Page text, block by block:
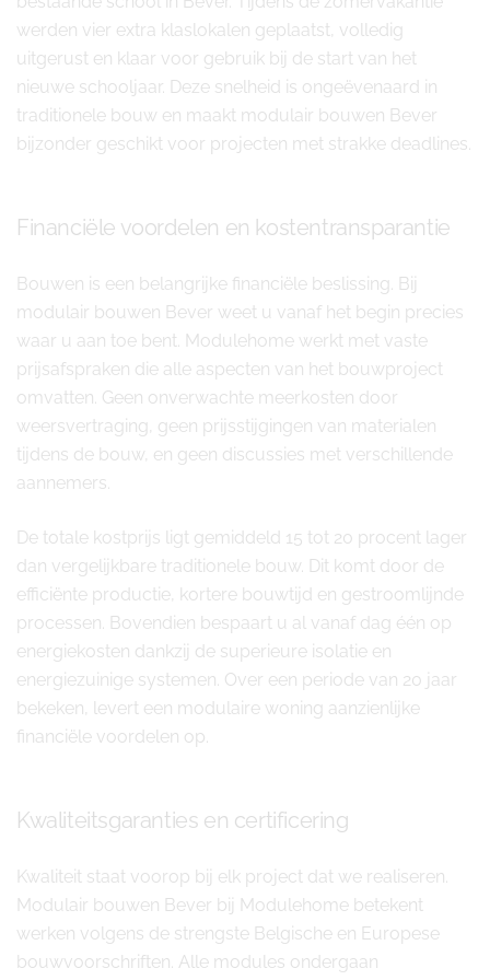
werden vier extra klaslokalen geplaatst, volledig
uitgerust en klaar voor gebruik bij de start van het
nieuwe schooljaar. Deze snelheid is ongeëvenaard in
traditionele bouw en maakt modulair bouwen Bever
bijzonder geschikt voor projecten met strakke deadlines.
Financiële voordelen en kostentransparantie
Bouwen is een belangrijke financiële beslissing. Bij
modulair bouwen Bever weet u vanaf het begin precies
waar u aan toe bent. Modulehome werkt met vaste
prijsafspraken die alle aspecten van het bouwproject
omvatten. Geen onverwachte meerkosten door
weersvertraging, geen prijsstijgingen van materialen
tijdens de bouw, en geen discussies met verschillende
aannemers.
De totale kostprijs ligt gemiddeld 15 tot 20 procent lager
dan vergelijkbare traditionele bouw. Dit komt door de
efficiënte productie, kortere bouwtijd en gestroomlijnde
processen. Bovendien bespaart u al vanaf dag één op
energiekosten dankzij de superieure isolatie en
energiezuinige systemen. Over een periode van 20 jaar
bekeken, levert een modulaire woning aanzienlijke
financiële voordelen op.
Kwaliteitsgaranties en certificering
Kwaliteit staat voorop bij elk project dat we realiseren.
Modulair bouwen Bever bij Modulehome betekent
werken volgens de strengste Belgische en Europese
bouwvoorschriften. Alle modules ondergaan